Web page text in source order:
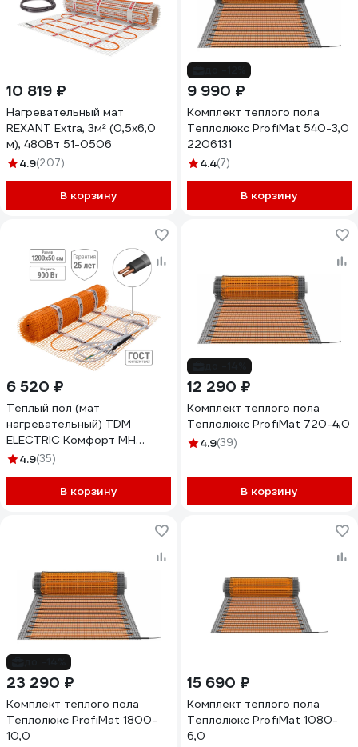
10 819 ₽
Нагревательный мат
REXANT Extra, 3м² (0,5x6,0
м), 480Вт 51-0506
4.9(207)
В корзину
9 990 ₽
Комплект теплого пола
Теплолюкс ProfiMat 540-3,0
2206131
4.4(7)
В корзину
6 520 ₽
Теплый пол (мат
нагревательный) TDM
ELECTRIC Комфорт МН
двухжильный, 6 кв. м, 900 Вт
4.9(35)
В корзину
12 290 ₽
Комплект теплого пола
Теплолюкс ProfiMat 720-4,0
4.9(39)
В корзину
23 290 ₽
Комплект теплого пола
Теплолюкс ProfiMat 1800-
10,0
15 690 ₽
Комплект теплого пола
Теплолюкс ProfiMat 1080-
6,0